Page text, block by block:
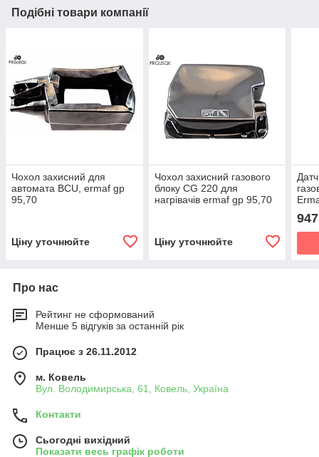
Подібні товари компанії
Чохол захисний для
автомата BCU, ermaf gp
95,70
Ціну уточнюйте
Чохол захисний газового
блоку CG 220 для
нагрівачів ermaf gp 95,70
Ціну уточнюйте
Про нас
Рейтинг не сформований
Менше 5 відгуків за останній рік
Працює з 26.11.2012
м. Ковель
Вул. Володимирська, 61, Ковель, Україна
Контакти
Сьогодні вихідний
Показати весь графік роботи